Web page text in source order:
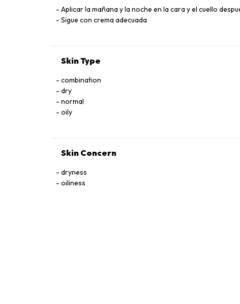
SODIUM BENZOATE, CHLORPHENESIN, SODIUM
PHOSPHONIC ACID, PHYTOECDYSTEROIDS,
Aplicar la mañana y la noche en la cara y el cuello
Sigue con crema adecuada
Skin Type
combination
dry
normal
oily
Skin Concern
dryness
oiliness